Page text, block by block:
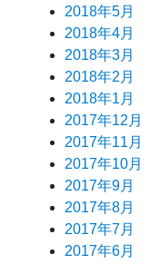
2018年5月
2018年4月
2018年3月
2018年2月
2018年1月
2017年12月
2017年11月
2017年10月
2017年9月
2017年8月
2017年7月
2017年6月